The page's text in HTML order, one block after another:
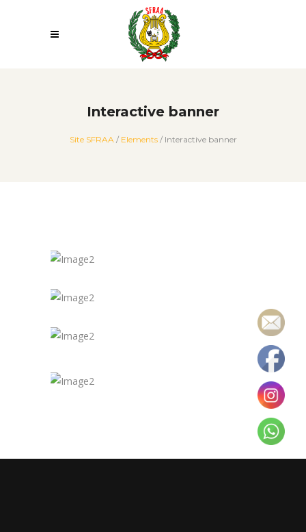
Interactive banner
Site SFRAA/ Elements/ Interactive banner
Volunteers
Volunteering
Organization